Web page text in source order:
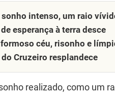
sonho intenso, um raio
esperança à terra desce
formoso céu, risonho e
Cruzeiro resplandece
realizado, como um